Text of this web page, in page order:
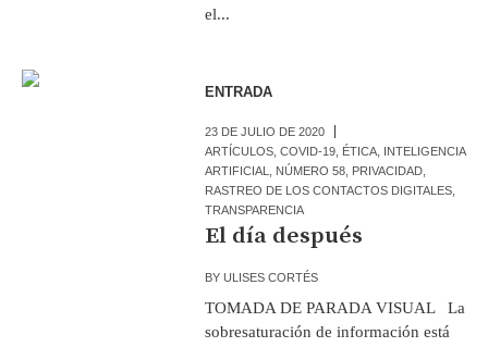
el...
ENTRADA
23 DE JULIO DE 2020
ARTÍCULOS ,COVID-19 ÉTICA INTELIGENCIA
ARTIFICIAL
NÚMERO 58 PRIVACIDAD
RASTREO DE LOS CONTACTOS DIGITALES
TRANSPARENCIA
El día después
BYULISES CORTÉS
TOMADA DE PARADA VISUAL La
sobresaturación de información está